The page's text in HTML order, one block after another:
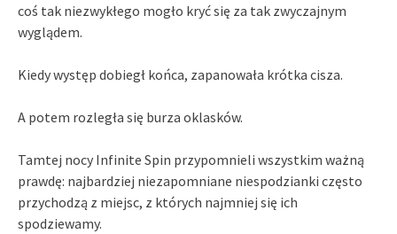
coś tak niezwykłego mogło kryć się za tak zwyczajnym
wyglądem.
Kiedy występ dobiegł końca, zapanowała krótka cisza.
A potem rozległa się burza oklasków.
Tamtej nocy Infinite Spin przypomnieli wszystkim ważną
prawdę: najbardziej niezapomniane niespodzianki często
przychodzą z miejsc, z których najmniej się ich
spodziewamy.